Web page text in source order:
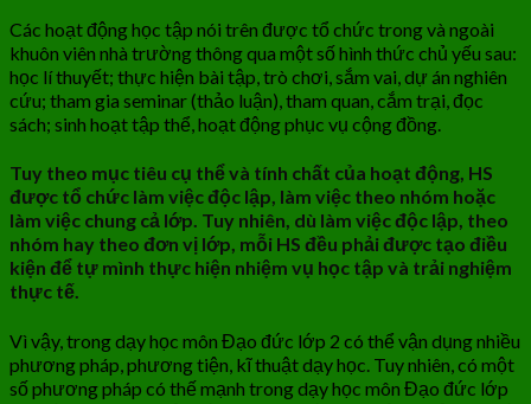
Các hoạt động học tập nói trên được tổ chức trong và ngoài
khuôn viên nhà trường thông qua một số hình thức chủ yếu sau:
học lí thuyết; thực hiện bài tập, trò chơi, sắm vai, dự án nghiên
cứu; tham gia seminar (thảo luận), tham quan, cắm trại, đọc
sách; sinh hoạt tập thể, hoạt động phục vụ cộng đồng.
Tuy theo mục tiêu cụ thể và tính chất của hoạt động, HS
được tổ chức làm việc độc lập, làm việc theo nhóm hoặc
làm việc chung cả lớp. Tuy nhiên, dù làm việc độc lập, theo
nhóm hay theo đơn vị lớp, mỗi HS đều phải được tạo điều
kiện để tự mình thực hiện nhiệm vụ học tập và trải nghiệm
thực tế.
Vì vậy, trong dạy học môn Đạo đức lớp 2 có thể vận dụng nhiều
phương pháp, phương tiện, kĩ thuật dạy học. Tuy nhiên, có một
số phương pháp có thế mạnh trong dạy học môn Đạo đức lớp